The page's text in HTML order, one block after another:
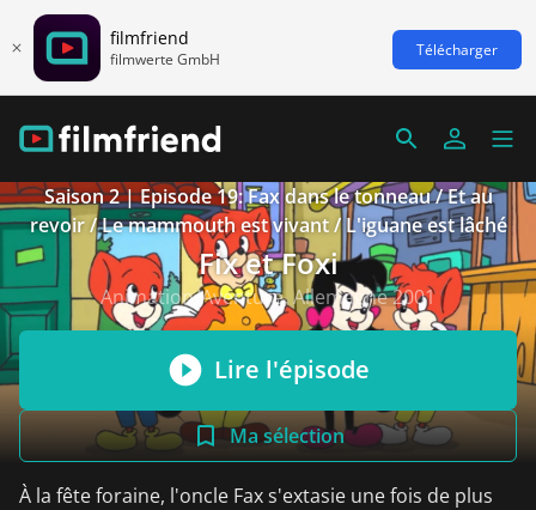
filmfriend
filmwerte GmbH Télécharger
Saison 2 | Episode 19: Fax dans le tonneau / Et au
revoir / Le mammouth est vivant / L'iguane est lâché
Fix et Foxi
Animation/Aventure, Allemagne 2001
Lire l'épisode
Ma sélection
À la fête foraine, l'oncle Fax s'extasie une fois de plus